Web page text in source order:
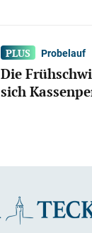
Probelauf
Die
sich